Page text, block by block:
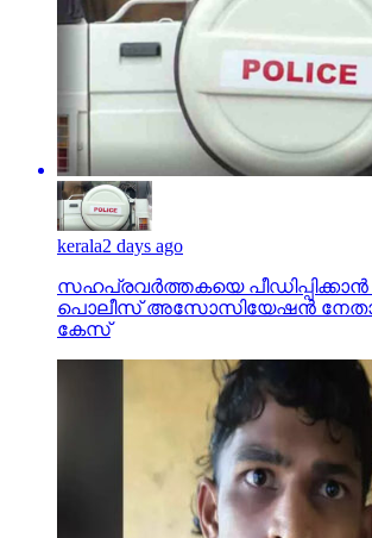
kerala2 days ago
സഹപ്രവര്‍ത്തകയെ പീഡിപ്പിക്കാന്‍
പൊലീസ് അസോസിയേഷന്‍
കേസ്